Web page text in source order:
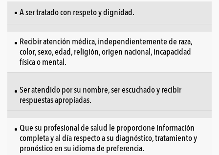
A ser tratado con respeto y dignidad.
Recibir atención médica, independientemente de raza,
color, sexo, edad, religión, origen nacional, incapacidad
física o mental.
Ser atendido por su nombre, ser escuchado y recibir
respuestas apropiadas.
Que su profesional de salud le proporcione información
completa y al día respecto a su diagnóstico, tratamiento y
pronóstico en su idioma de preferencia.